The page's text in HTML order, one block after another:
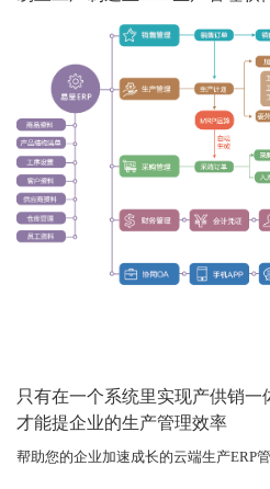
只有在一个系统里实现产供销一
才能提企业的生产管理效率
帮助您的企业加速成长的云端生产ERP